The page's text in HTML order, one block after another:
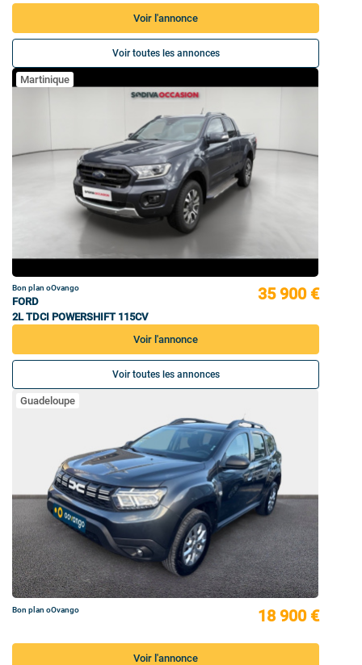
Voir l'annonce
Voir toutes les annonces
Martinique
Bon plan oOvango
FORD
2L TDCI POWERSHIFT 115CV
35 900 €
Voir l'annonce
Voir toutes les annonces
Guadeloupe
Bon plan oOvango 18 900 €
Voir l'annonce